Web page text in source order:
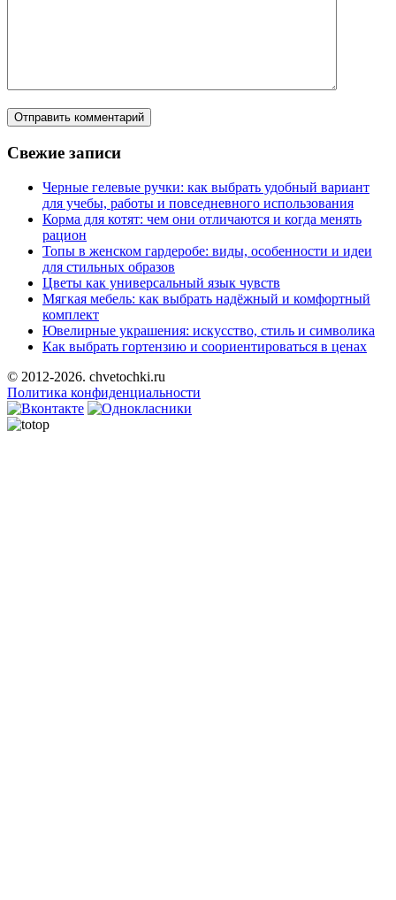
Свежие записи
Черные гелевые ручки: как выбрать удобный вариант
для учебы, работы и повседневного использования
Корма для котят: чем они отличаются и когда менять
рацион
Топы в женском гардеробе: виды, особенности и идеи
для стильных образов
Цветы как универсальный язык чувств
Мягкая мебель: как выбрать надёжный и комфортный
комплект
Ювелирные украшения: искусство, стиль и символика
Как выбрать гортензию и соориентироваться в ценах
© 2012-2026. chvetochki.ru
Политика конфиденциальности